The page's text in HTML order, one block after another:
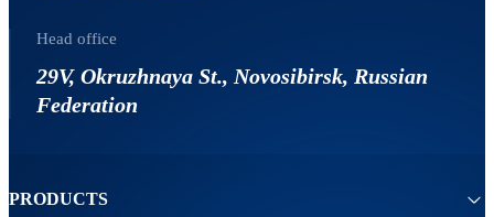
Head office
29V, Okruzhnaya St., Novosibirsk, Russian
Federation
PRODUCTS